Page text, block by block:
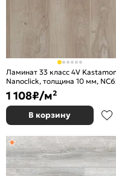
Ламинат 33 класс 4V
Nanoclick, толщина 10 мм,
Дален
1 108₽/м²
В корзину